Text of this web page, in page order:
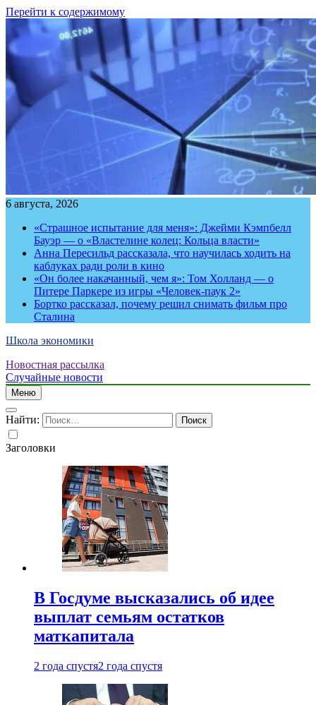
Перейти к содержимому
6 августа, 2026
«Страшное испытание для меня»: Джейми Кэмпбелл
Бауэр — о «Властелине колец: Кольца власти»
Анна Пересильд рассказала, что научилась ходить на
каблуках ради роли в кино
«Он более накачанный, чем я»: Том Холланд — о
Питере Паркере из игры «Человек-паук 2»
Бортко рассказал, почему решил снимать фильм про
Сталина
Школа экономики
Новостная рассылка
Случайные новости
Меню
Найти:
Заголовки
В Госдуме высказались об идее
выплат семьям остатков
маткапитала
2 года спустя2 года спустя